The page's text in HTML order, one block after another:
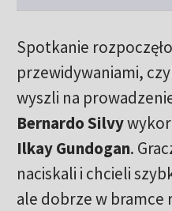
Spotkanie
przewidywaniami,
wyszli na
Bernardo Silvy
Ilkay Gundogan.
naciskali i chcieli
ale dobrze w bramce